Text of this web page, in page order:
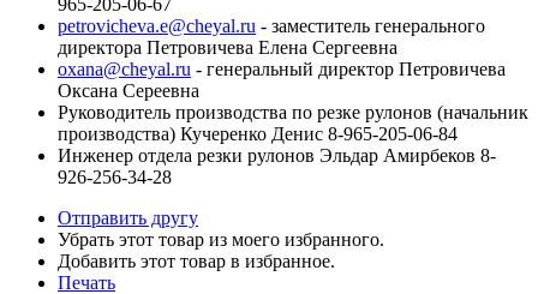
petrovicheva.e@cheyal.ru - заместитель генерального
директора Петровичева Елена Сергеевна
oxana@cheyal.ru - генеральный директор Петровичева
Оксана Сереевна
Руководитель производства по резке рулонов (начальник
производства) Кучеренко Денис 8-965-205-06-84
Инженер отдела резки рулонов Эльдар Амирбеков 8-
926-256-34-28
Отправить другу
Убрать этот товар из моего избранного.
Добавить этот товар в избранное.
Печать